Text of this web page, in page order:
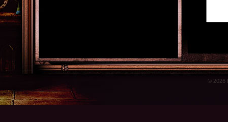
© 2026